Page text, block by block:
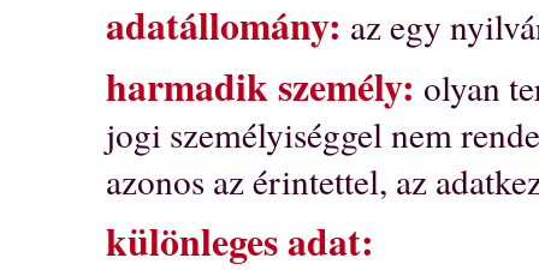
adatállomány: az egy
harmadik személy: olyan
jogi személyiséggel nem
azonos az érintettel, az
különleges adat: